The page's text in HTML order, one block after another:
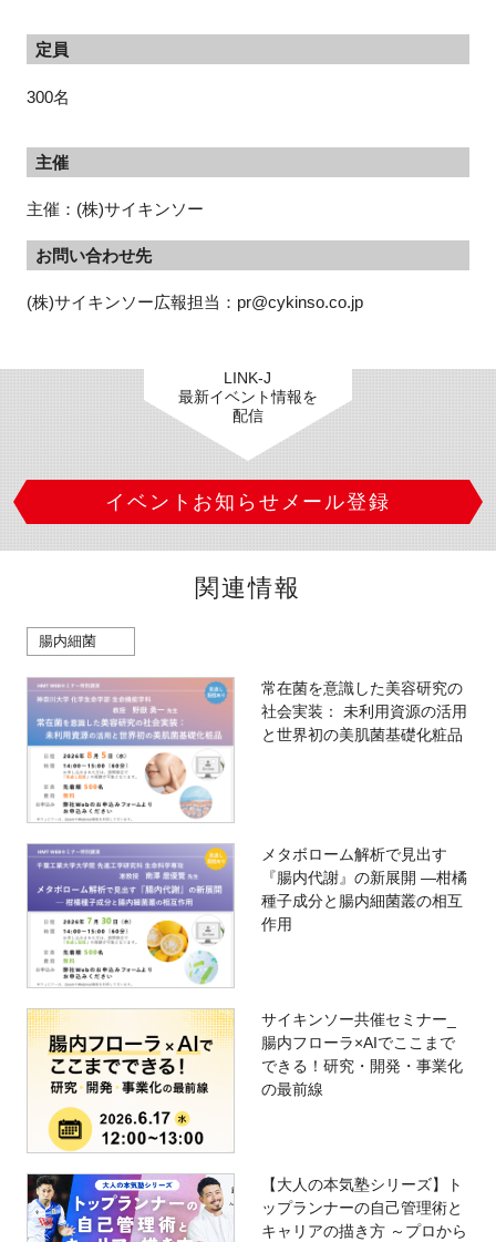
定員
300名
主催
主催：(株)サイキンソー
お問い合わせ先
(株)サイキンソー広報担当：pr@cykinso.co.jp
LINK-J
最新イベント情報を
配信
イベントお知らせメール登録
関連情報
腸内細菌
常在菌を意識した美容研究の
社会実装： 未利用資源の活用
と世界初の美肌菌基礎化粧品
メタボローム解析で見出す
『腸内代謝』の新展開 —柑橘
種子成分と腸内細菌叢の相互
作用
サイキンソー共催セミナー_
腸内フローラ×AIでここまで
できる！研究・開発・事業化
の最前線
【大人の本気塾シリーズ】ト
ップランナーの自己管理術と
キャリアの描き方 ～プロから